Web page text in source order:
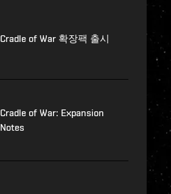
Cradle of War 확장팩 출시
Cradle of War: Expansion
Notes